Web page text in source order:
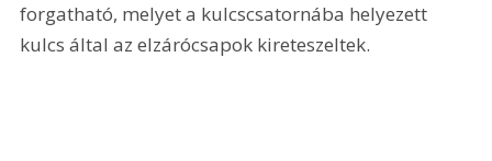
forgatható, melyet a kulcscsatornába helyezett
kulcs által az elzárócsapok kireteszeltek.